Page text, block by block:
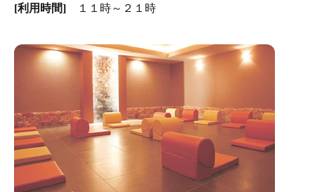
[利用時間] １１時～２１時